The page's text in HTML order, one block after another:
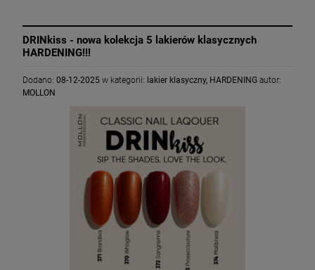
DRINkiss - nowa kolekcja 5 lakierów klasycznych
HARDENING!!!
Dodano: 08-12-2025 w kategorii: lakier klasyczny, HARDENING autor:
MOLLON